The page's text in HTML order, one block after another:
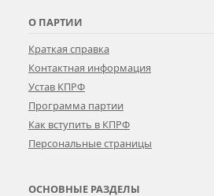
О ПАРТИИ
Краткая справка
Контактная информация
Устав КПРФ
Программа партии
Как вступить в КПРФ
Персональные страницы
ОСНОВНЫЕ РАЗДЕЛЫ